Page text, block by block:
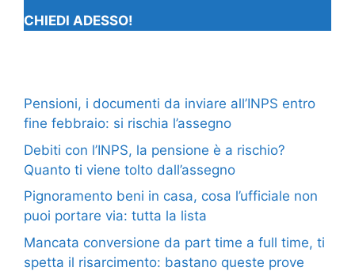
CHIEDI ADESSO!
Pensioni, i documenti da inviare all’INPS entro
fine febbraio: si rischia l’assegno
Debiti con l’INPS, la pensione è a rischio?
Quanto ti viene tolto dall’assegno
Pignoramento beni in casa, cosa l’ufficiale non
puoi portare via: tutta la lista
Mancata conversione da part time a full time, ti
spetta il risarcimento: bastano queste prove